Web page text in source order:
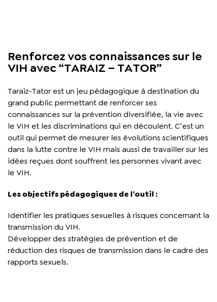
Renforcez vos connaissances sur le
VIH avec “TARAIZ – TATOR”
Taraiz-Tator est un jeu pédagogique à destination du
grand public permettant de renforcer ses
connaissances sur la prévention diversifiée, la vie avec
le VIH et les discriminations qui en découlent. C’est un
outil qui permet de mesurer les évolutions scientifiques
dans la lutte contre le VIH mais aussi de travailler sur les
idées reçues dont souffrent les personnes vivant avec
le VIH.
Les objectifs pédagogiques de l’outil :
Identifier les pratiques sexuelles à risques concernant la
transmission du VIH.
Développer des stratégies de prévention et de
réduction des risques de transmission dans le cadre des
rapports sexuels.